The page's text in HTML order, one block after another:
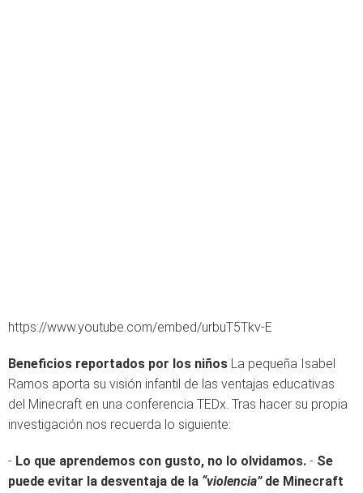
https://www.youtube.com/embed/urbuT5Tkv-E
Beneficios reportados por los niños La pequeña Isabel
Ramos aporta su visión infantil de las ventajas educativas
del Minecraft en una conferencia TEDx. Tras hacer su propia
investigación nos recuerda lo siguiente:
- Lo que aprendemos con gusto, no lo olvidamos. - Se
puede evitar la desventaja de la “violencia”de Minecraft